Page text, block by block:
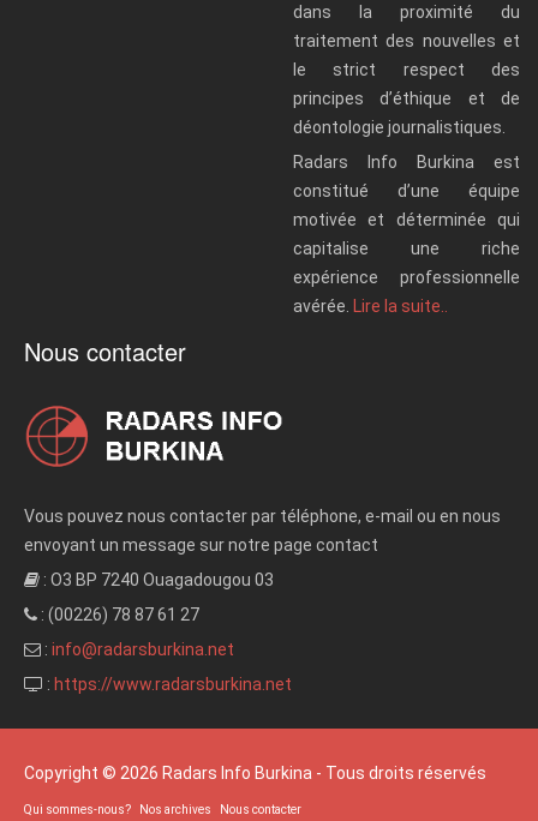
dans la proximité du
traitement des nouvelles et
le strict respect des
principes d’éthique et de
déontologie journalistiques.
Radars Info Burkina est
constitué d’une équipe
motivée et déterminée qui
capitalise une riche
expérience professionnelle
avérée. Lire la suite..
Nous contacter
Vous pouvez nous contacter par téléphone, e-mail ou en nous
envoyant un message sur notre page contact
: O3 BP 7240 Ouagadougou 03
: (00226) 78 87 61 27
: info@radarsburkina.net
: https://www.radarsburkina.net
Copyright © 2026 Radars Info Burkina - Tous droits réservés
Qui sommes-nous? Nos archives Nous contacter